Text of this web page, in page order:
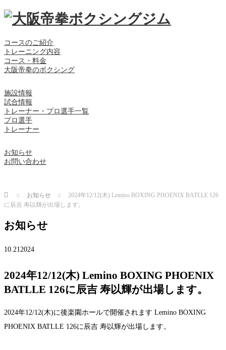
コースのご紹介
トレーニング内容
コース・料金
大阪帝拳のボクシング
施設情報
試合情報
トレーナー・プロ選手一覧
プロ選手
トレーナー
お知らせ
お問い合わせ
Home お知らせ
2024年12/12(木) Lemino BOXING PHOENIX BATLLE 126
に辰吉 寿以輝が出場します。
お知らせ
10.212024
2024年12/12(木) Lemino BOXING PHOENIX
BATLLE 126に辰吉 寿以輝が出場します。
2024年12/12(木)に後楽園ホールで開催されます Lemino BOXING
PHOENIX BATLLE 126に辰吉 寿以輝が出場します。